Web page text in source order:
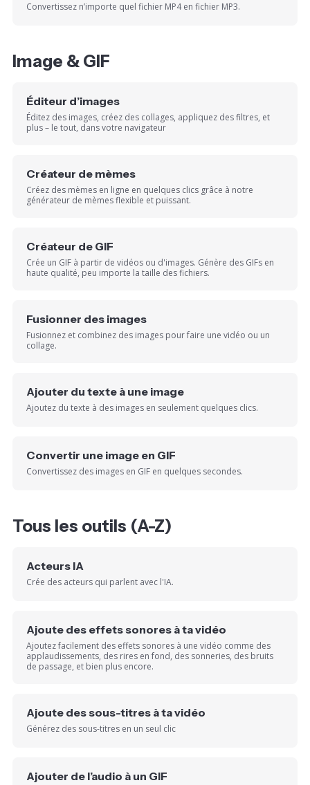
Convertissez n’importe quel fichier MP4 en fichier MP3.
Image & GIF
Éditeur d’images
Éditez des images, créez des collages, appliquez des filtres, et
plus – le tout, dans votre navigateur
Créateur de mèmes
Créez des mèmes en ligne en quelques clics grâce à notre
générateur de mèmes flexible et puissant.
Créateur de GIF
Crée un GIF à partir de vidéos ou d'images. Génère des GIFs en
haute qualité, peu importe la taille des fichiers.
Fusionner des images
Fusionnez et combinez des images pour faire une vidéo ou un
collage.
Ajouter du texte à une image
Ajoutez du texte à des images en seulement quelques clics.
Convertir une image en GIF
Convertissez des images en GIF en quelques secondes.
Tous les outils (A-Z)
Acteurs IA
Crée des acteurs qui parlent avec l'IA.
Ajoute des effets sonores à ta vidéo
Ajoutez facilement des effets sonores à une vidéo comme des
applaudissements, des rires en fond, des sonneries, des bruits
de passage, et bien plus encore.
Ajoute des sous-titres à ta vidéo
Générez des sous-titres en un seul clic
Ajouter de l’audio à un GIF